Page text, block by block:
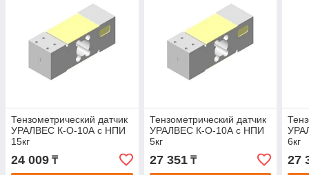
Тензометрический датчик
УРАЛВЕС К-О-10А с НПИ
15кг
24 009 ₸
Тензометрический датчик
УРАЛВЕС К-О-10А с НПИ
5кг
27 351₸
6кг
27